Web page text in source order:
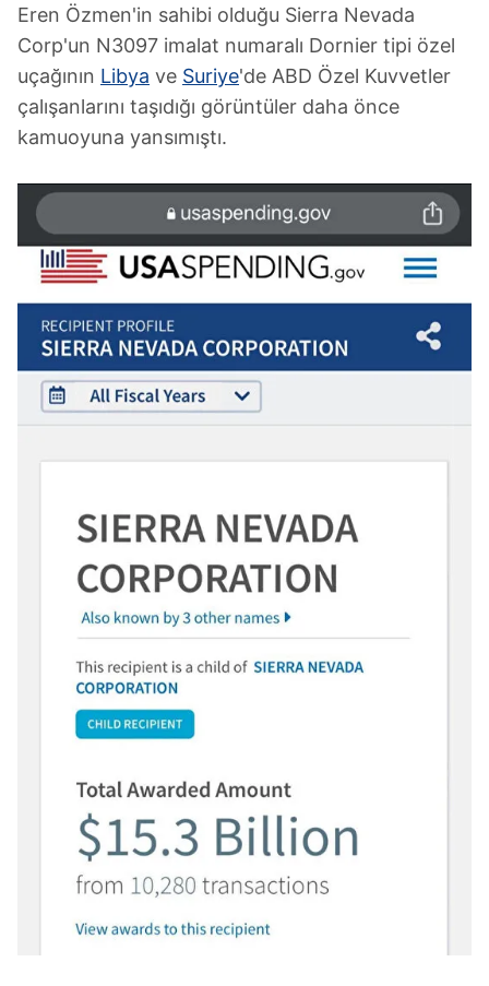
Çerezlere ilişkin tercihlerinizi aşağıda yer alan panel
vasıtasıyla belirleyebilirsiniz. Çerezlere ilişkin detaylı bilgi
için Ayarlar butonuna tıklayabilir,Çerez Bilgilendirme
Metnimizi
ziyaret edebilirsiniz.
hazırlanmış Aydınlatma Metnimizi okumak ve sitemizde
ilgili mevzuata uygun olarak kullanılan çerezlerle ilgili bilgi
almak için lütfentıklayınız.
Eren Özmen'in sahibi olduğu Sierra Nevada
Corp'un N3097 imalat numaralı Dornier tipi özel
uçağının Libya ve Suriye'de ABD Özel Kuvvetler
çalışanlarını taşıdığı görüntüler daha önce
kamuoyuna yansımıştı.